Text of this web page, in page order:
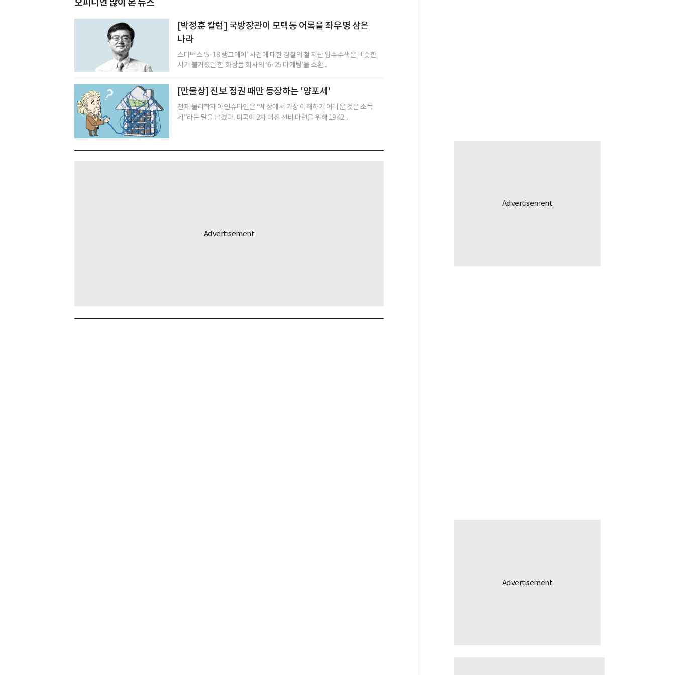
[박정훈 칼럼] 국방장관이 모택동 어록을 좌우명 삼은
나라
스타벅스 ‘5·18 탱크데이’ 사건에 대한 경찰의 철 지난 압수수색은 비슷한
시기 불거졌던 한 화장품 회사의 ‘6·25 마케팅’을 소환...
[만물상] 진보 정권 때만 등장하는 '양포세'
천재 물리학자 아인슈타인은 “세상에서 가장 이해하기 어려운 것은 소득
세”라는 말을 남겼다. 미국이 2차 대전 전비 마련을 위해 1942...